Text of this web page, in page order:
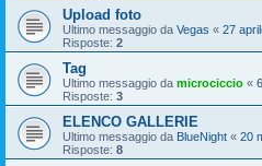
Upload foto
Ultimo messaggio da Vegas « 27
Risposte: 2
Tag
Ultimo messaggio da microciccio «
Risposte: 3
ELENCO GALLERIE
Ultimo messaggio da BlueNight « 20
Risposte: 8